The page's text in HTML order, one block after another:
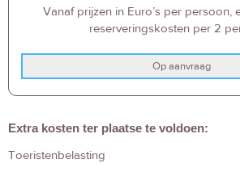
Vanaf prijzen in Euro’s per persoon,
reserveringskosten per 2
Op aanvraag
Extra kosten ter plaatse te voldoen:
Toeristenbelasting